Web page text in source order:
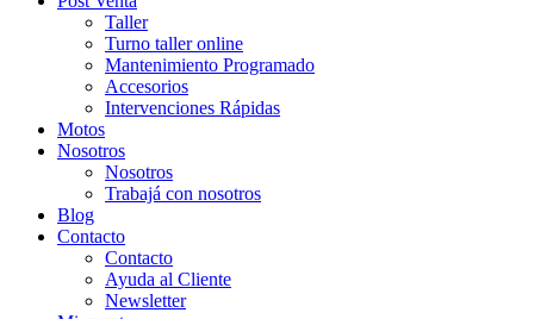
Taller
Turno taller online
Mantenimiento Programado
Accesorios
Intervenciones Rápidas
Motos
Nosotros
Nosotros
Trabajá con nosotros
Blog
Contacto
Contacto
Ayuda al Cliente
Newsletter